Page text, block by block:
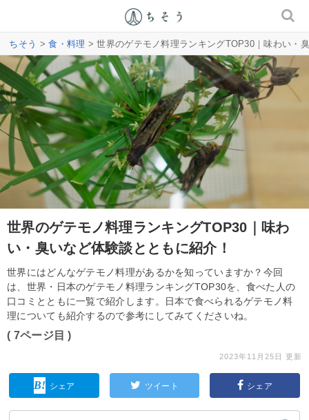
ちそう >食・料理 > 世界のゲテモノ料理ランキングTOP30｜味わい・
世界のゲテモノ料理ランキングTOP30｜味わ
い・臭いなど体験談とともに紹介！
世界にはどんなゲテモノ料理があるかを知っていますか？今回
は、世界・日本のゲテモノ料理ランキングTOP30を、食べた人の
口コミとともに一覧で紹介します。日本で食べられるゲテモノ料
理についても紹介するので参考にしてみてくださいね。
( 7ページ目 )
2023年11月25日 更新
シェア ツイート シェア